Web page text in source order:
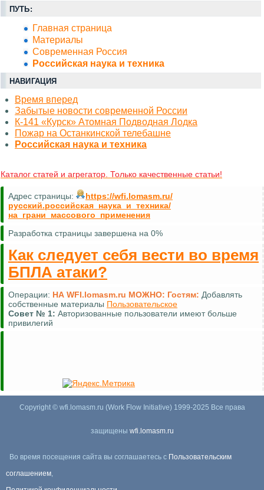
ПУТЬ:
Главная страница
Материалы
Современная Россия
Российская наука и техника
НАВИГАЦИЯ
Время вперед
Забытые новости современной России
К-141 «Курск» Атомная Подводная Лодка
Пожар на Останкинской телебашне
Российская наука и техника
Каталог статей и агрегатор. Только качественные статьи!
Адрес страницы:
https://wfi.lomasm.ru/
русский.российская_наука_и_техника/
на_грани_массового_применения
Разработка страницы завершена на 0%
Как следует себя вести во время
БПЛА атаки?
Операции: НА WFI.lomasm.ru МОЖНО: Гостям: Добавлять
собственные материалы Пользовательское
Совет № 1: Авторизованные пользователи имеют больше
привилегий
Copyright © wfi.lomasm.ru (Work Flow Initiative) 1999-2025 Все права
защищены wfi.lomasm.ru
Во время посещения сайта вы соглашаетесь с Пользовательским
соглашением,